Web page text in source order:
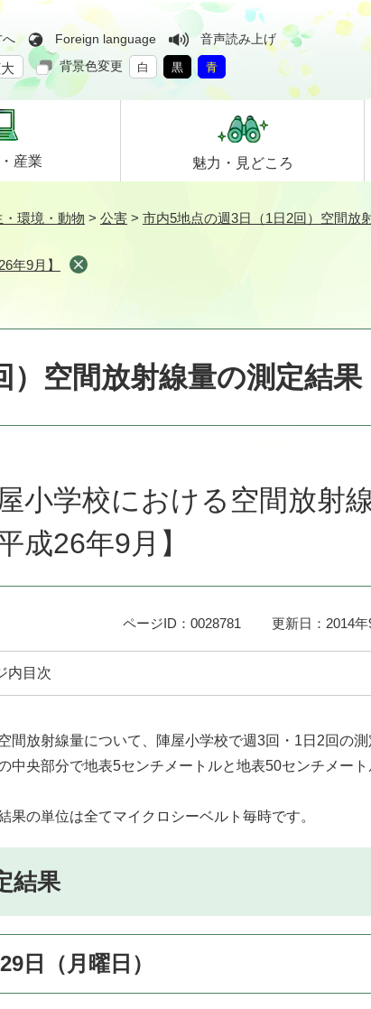
へ Foreign language
音声読み上げ
背景色変更 白 黒 青
産業 魅力・ 見どころ
・環境・動物 > 公害 > 市内5地点の週3日（1日2回）空間放
年9月】
空間放射線量の測定結果
小学校における空間放射
平成26年9月】
ページID：0028781 更新日：2014
内目次
間放射線量について、陣屋小学校で週3回・1日2回の測
央部分で地表5センチメートルと地表50センチメート
の単位は全てマイクロシーベルト毎時です。
結果
日（月曜日）